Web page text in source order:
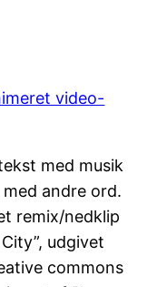
med musik
andre ord.
remix/nedklip
udgivet
commons